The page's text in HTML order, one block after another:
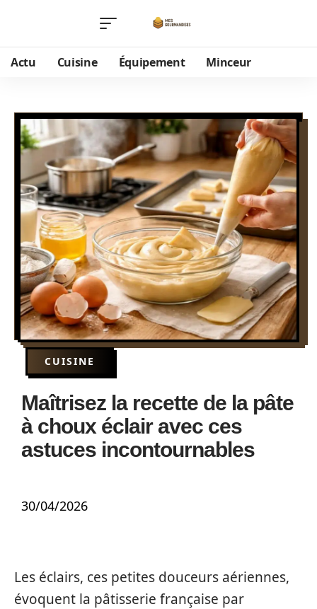
Actu Cuisine Équipement Minceur
CUISINE
Maîtrisez la recette de la pâte
à choux éclair avec ces
astuces incontournables
30/04/2026
Les éclairs, ces petites douceurs aériennes,
évoquent la pâtisserie française par